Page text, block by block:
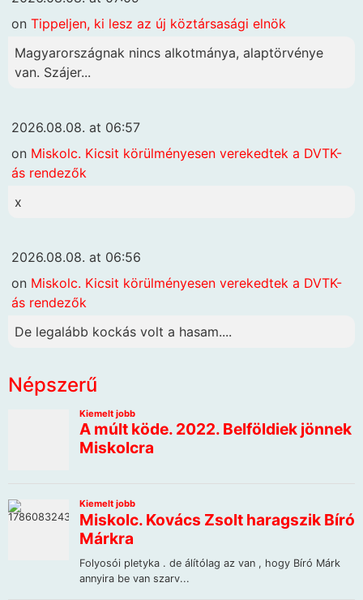
on Tippeljen, ki lesz az új köztársasági elnök
Magyarországnak nincs alkotmánya, alaptörvénye
van. Szájer...
2026.08.08. at 06:57
on Miskolc. Kicsit körülményesen verekedtek a DVTK-
ás rendezők
x
2026.08.08. at 06:56
on Miskolc. Kicsit körülményesen verekedtek a DVTK-
ás rendezők
De legalább kockás volt a hasam....
Népszerű